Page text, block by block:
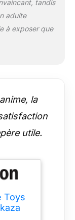
tandis
adulte
à exposer que
la
utile.
Toys